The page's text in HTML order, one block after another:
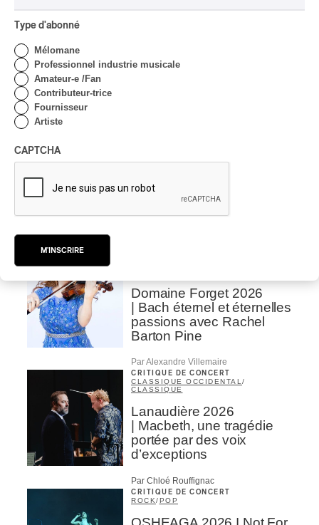
Domaine Forget 2026
| Robin Servant : la
musique comme lieu de
rencontre
Domaine Forget 2026
| Bach éternel et éternelles
passions avec Rachel
Barton Pine
Par Alexandre Villemaire
CRITIQUE DE CONCERT
CLASSIQUE OCCIDENTAL/
CLASSIQUE
Lanaudière 2026
| Macbeth, une tragédie
portée par des voix
d’exceptions
Par Chloé Rouffignac
CRITIQUE DE CONCERT
ROCK/POP
Type d'abonné
Mélomane
Professionnel industrie musicale
Amateur-e /Fan
Contributeur-trice
Fournisseur
Artiste
CAPTCHA
M'INSCRIRE